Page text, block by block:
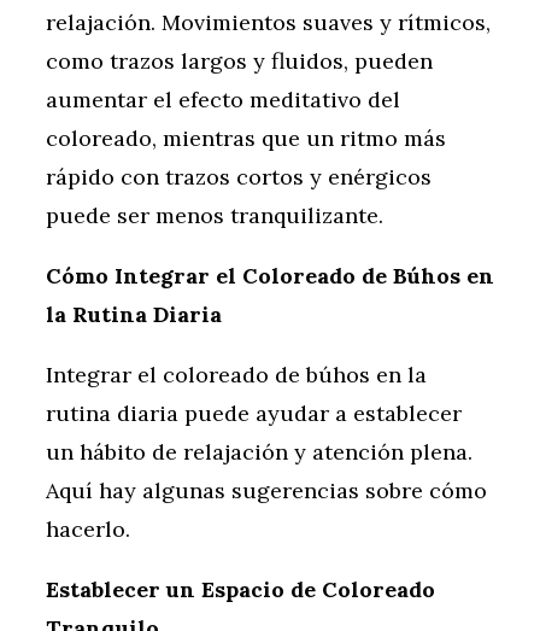
relajación. Movimientos suaves y rítmicos,
como trazos largos y fluidos, pueden
aumentar el efecto meditativo del
coloreado, mientras que un ritmo más
rápido con trazos cortos y enérgicos
puede ser menos tranquilizante.
Cómo Integrar el Coloreado de Búhos en
la Rutina Diaria
Integrar el coloreado de búhos en la
rutina diaria puede ayudar a establecer
un hábito de relajación y atención plena.
Aquí hay algunas sugerencias sobre cómo
hacerlo.
Establecer un Espacio de Coloreado